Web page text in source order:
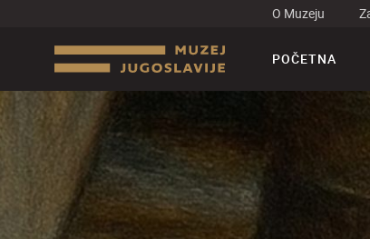
O Muzeju
POČETNA